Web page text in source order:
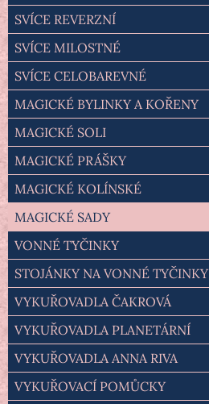
SVÍCE REVERZNÍ
SVÍCE MILOSTNÉ
SVÍCE CELOBAREVNÉ
MAGICKÉ BYLINKY A KOŘENY
MAGICKÉ SOLI
MAGICKÉ PRÁŠKY
MAGICKÉ KOLÍNSKÉ
MAGICKÉ SADY
VONNÉ TYČINKY
STOJÁNKY NA VONNÉ TYČINKY
VYKUŘOVADLA ČAKROVÁ
VYKUŘOVADLA PLANETÁRNÍ
VYKUŘOVADLA ANNA RIVA
VYKUŘOVACÍ POMŮCKY